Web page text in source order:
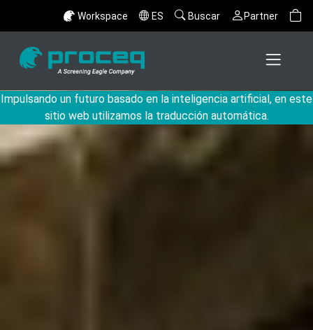
Workspace ES Buscar Partner
Impulsando un futuro basado en la inteligencia artificial, en este
sitio web utilizamos la traducción automática.